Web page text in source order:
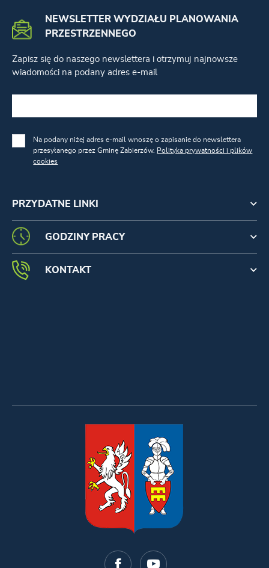
PRZYDATNE LINKI
NEWSLETTER WYDZIAŁU PLANOWANIA
PRZESTRZENNEGO
Zapisz się do naszego newslettera i otrzymuj najnowsze
wiadomości na podany adres e-mail
Na podany niżej adres e-mail wnoszę o zapisanie do newslettera
przesyłanego przez Gminę Zabierzów. Polityka prywatności i plików
cookies
GODZINY PRACY
KONTAKT